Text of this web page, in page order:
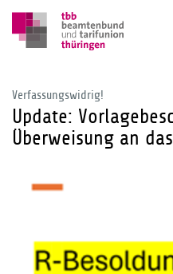
Verfassungswidrig!
Update:
Überweisung an